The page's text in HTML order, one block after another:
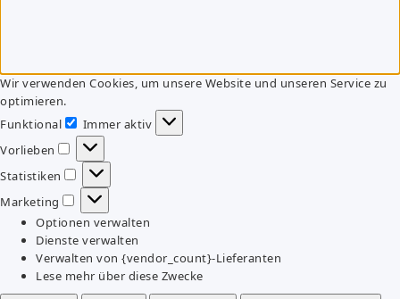
Wir verwenden Cookies, um unsere Website und unseren Service zu
optimieren.
Funktional
Funktional
Immer aktiv
Vorlieben
Vorlieben
Statistiken
Statistiken
Marketing
Marketing
Optionen verwalten
Dienste verwalten
Verwalten von {vendor_count}-Lieferanten
Lese mehr über diese Zwecke